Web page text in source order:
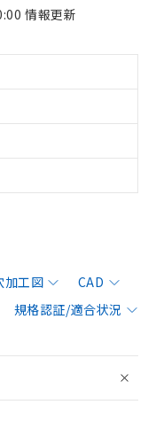
情報更新
加工図
CAD
規格認証/適合状況